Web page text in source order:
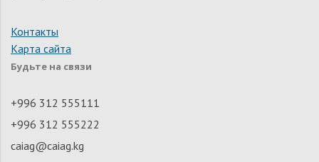
Контакты
Карта сайта
Будьте на связи
+996 312 555111
+996 312 555222
caiag@caiag.kg